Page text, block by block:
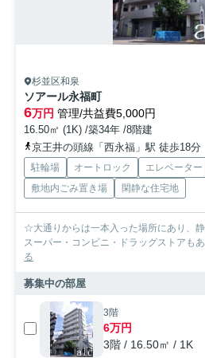
杉並区和泉
ソアール永福町
6万円 管理/共益費5,000円
16.50㎡ (1K) /築34年 /8階建
京王井の頭線「西永福」駅 徒歩18分
駐輪場 オートロック エレベーター
敷地内ごみ置き場
閑静な住宅地
☆大通りからは一本入った場所にあり、
スーパー・コンビニ・ドラッグストアも
る
募集中の部屋
3階
6万円
3階 / 16.50㎡ / 1K